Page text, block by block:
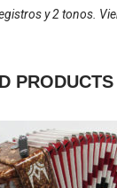
y 2 tonos.
PRODUCTS